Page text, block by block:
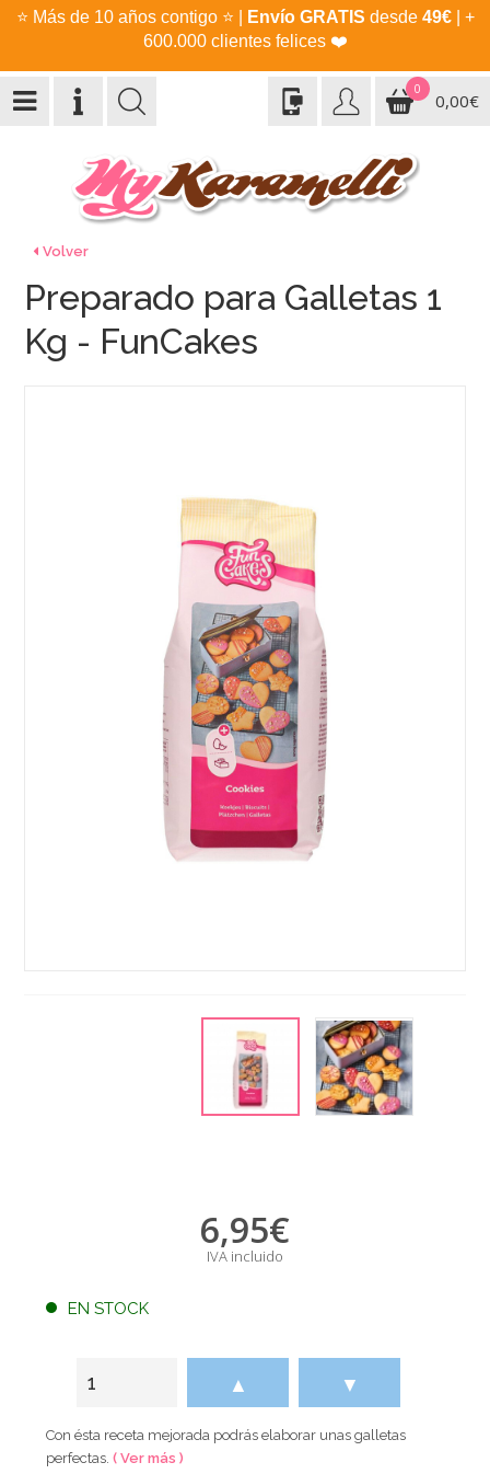
⭐ Más de 10 años contigo ⭐ Envío GRATIS desde 49€| +
600.000 clientes felices ❤️
0
0,00€
Volver
Preparado para Galletas 1
Kg - FunCakes
6,95€
IVA incluido
EN STOCK
▲ ▼
Con ésta receta mejorada podrás elaborar unas galletas
perfectas.( Ver más )